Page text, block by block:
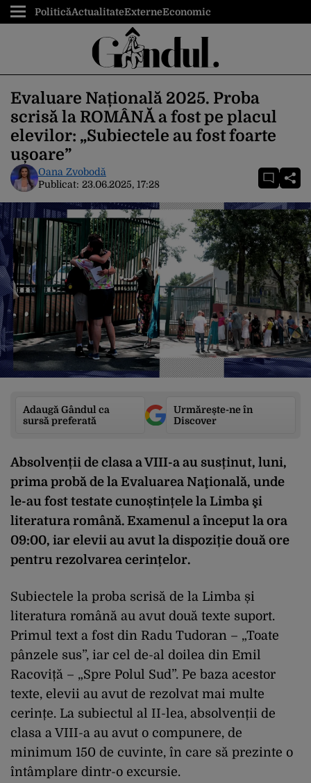
PoliticăActualitateExterneEconomic
Evaluare Națională 2025. Proba
scrisă la ROMÂNĂ a fost pe placul
elevilor: „Subiectele au fost foarte
ușoare”
Oana Zvobodă
Publicat: 23.06.2025, 17:28
Adaugă Gândul ca
sursă preferată
Urmărește-ne în
Discover
Absolvenții de clasa a VIII-a au susținut, luni,
prima probă de la Evaluarea Naţională, unde
le-au fost testate cunoștințele la Limba şi
literatura română. Examenul a început la ora
09:00, iar elevii au avut la dispoziție două ore
pentru rezolvarea cerințelor.
Subiectele la proba scrisă de la Limba și
literatura română au avut două texte suport.
Primul text a fost din Radu Tudoran – „Toate
pânzele sus”, iar cel de-al doilea din Emil
Racoviță – „Spre Polul Sud”. Pe baza acestor
texte, elevii au avut de rezolvat mai multe
cerințe. La subiectul al II-lea, absolvenții de
clasa a VIII-a au avut o compunere, de
minimum 150 de cuvinte, în care să prezinte o
întâmplare dintr-o excursie.